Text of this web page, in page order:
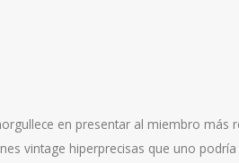
en presentar al miembro más
vintage hiperprecisas que uno